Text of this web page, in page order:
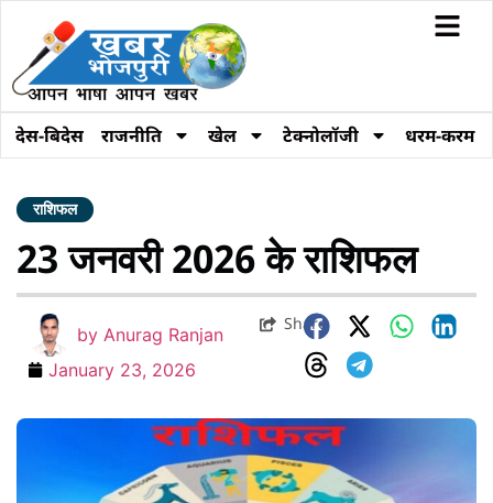
देस-बिदेस राजनीति खेल टेक्नोलॉजी धरम-करम
राशिफल
23 जनवरी 2026 के राशिफल
by Anurag Ranjan
January 23, 2026
Share